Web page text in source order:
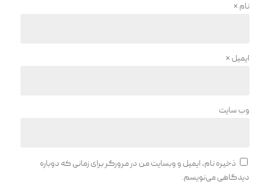
نام *
ایمیل *
وب‌ سایت
ذخیره نام، ایمیل و وبسایت من در مرورگر برای زمانی که دوباره
دیدگاهی می‌نویسم.